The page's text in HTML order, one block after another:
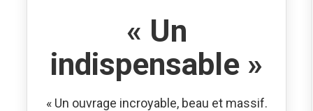
« Un
indispensable »
« Un ouvrage incroyable, beau et massif.